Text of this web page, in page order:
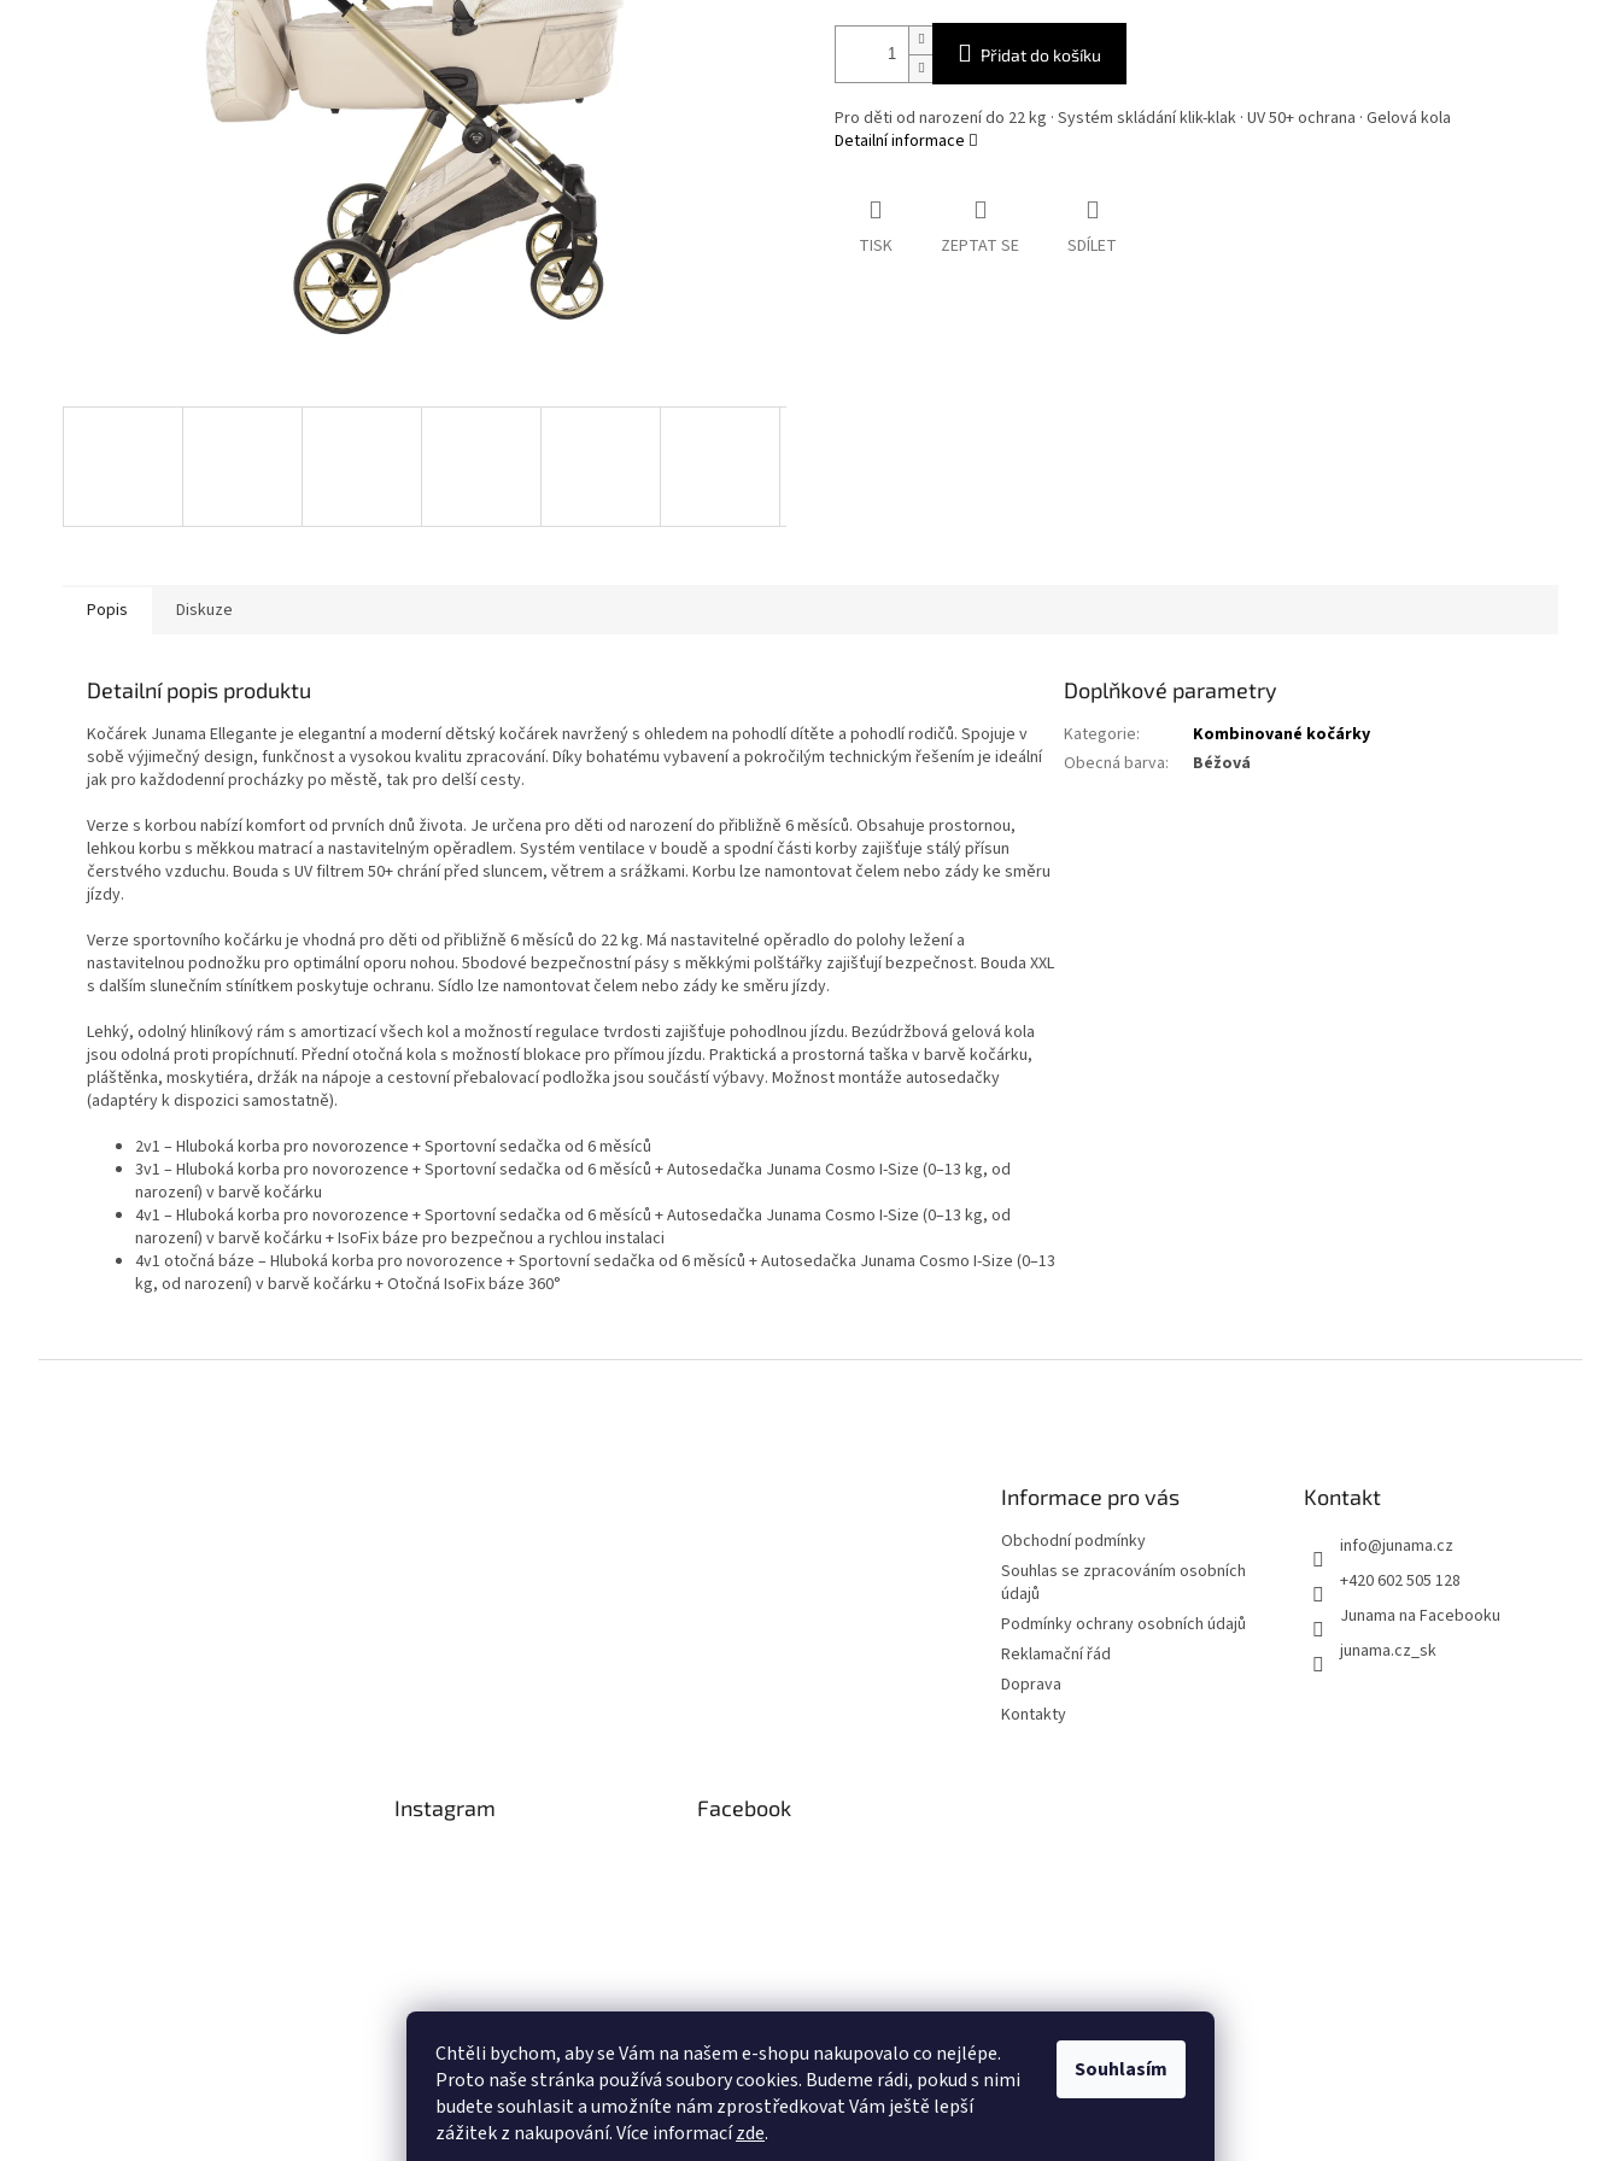
Chtěli bychom, aby se Vám na našem e-shopu nakupovalo co nejlépe.
Proto naše stránka používá soubory cookies. Budeme rádi, pokud s nimi
budete souhlasit a umožníte nám zprostředkovat Vám ještě lepší
zážitek z nakupování.Více informacízde.
Souhlasím
Přidat do košíku
Pro děti od narození do 22 kg · Systém skládání klik-klak · UV 50+ ochrana · Gelová kola
Detailní informace
TISK ZEPTAT SE SDÍLET
Popis Diskuze
Detailní popis produktu
Kočárek Junama Ellegante je elegantní a moderní dětský kočárek navržený s ohledem na pohodlí dítěte a pohodlí rodičů. Spojuje v
sobě výjimečný design, funkčnost a vysokou kvalitu zpracování. Díky bohatému vybavení a pokročilým technickým řešením je ideální
jak pro každodenní procházky po městě, tak pro delší cesty.
Verze s korbou nabízí komfort od prvních dnů života. Je určena pro děti od narození do přibližně 6 měsíců. Obsahuje prostornou,
lehkou korbu s měkkou matrací a nastavitelným opěradlem. Systém ventilace v boudě a spodní části korby zajišťuje stálý přísun
čerstvého vzduchu. Bouda s UV filtrem 50+ chrání před sluncem, větrem a srážkami. Korbu lze namontovat čelem nebo zády ke směru
jízdy.
Verze sportovního kočárku je vhodná pro děti od přibližně 6 měsíců do 22 kg. Má nastavitelné opěradlo do polohy ležení a
nastavitelnou podnožku pro optimální oporu nohou. 5bodové bezpečnostní pásy s měkkými polštářky zajišťují bezpečnost. Bouda XXL
s dalším slunečním stínítkem poskytuje ochranu. Sídlo lze namontovat čelem nebo zády ke směru jízdy.
Lehký, odolný hliníkový rám s amortizací všech kol a možností regulace tvrdosti zajišťuje pohodlnou jízdu. Bezúdržbová gelová kola
jsou odolná proti propíchnutí. Přední otočná kola s možností blokace pro přímou jízdu. Praktická a prostorná taška v barvě kočárku,
pláštěnka, moskytiéra, držák na nápoje a cestovní přebalovací podložka jsou součástí výbavy. Možnost montáže autosedačky
(adaptéry k dispozici samostatně).
2v1 – Hluboká korba pro novorozence + Sportovní sedačka od 6 měsíců
3v1 – Hluboká korba pro novorozence + Sportovní sedačka od 6 měsíců + Autosedačka Junama Cosmo I-Size (0–13 kg, od
narození) v barvě kočárku
4v1 – Hluboká korba pro novorozence + Sportovní sedačka od 6 měsíců + Autosedačka Junama Cosmo I-Size (0–13 kg, od
narození) v barvě kočárku + IsoFix báze pro bezpečnou a rychlou instalaci
4v1 otočná báze – Hluboká korba pro novorozence + Sportovní sedačka od 6 měsíců + Autosedačka Junama Cosmo I-Size (0–13
kg, od narození) v barvě kočárku + Otočná IsoFix báze 360°
Doplňkové parametry
Kategorie:
Kombinované kočárky
Obecná barva: Béžová
Informace pro vás
Obchodní podmínky
Souhlas se zpracováním osobních
údajů
Podmínky ochrany osobních údajů
Reklamační řád
Doprava
Kontakty
Kontakt
info@junama.cz
+420 602 505 128
Junama na Facebooku
junama.cz_sk
Instagram
Sledovat na Instagramu
Facebook